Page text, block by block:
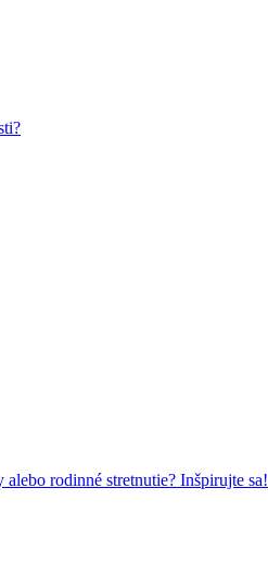
rodinné stretnutie? Inšpirujte sa!